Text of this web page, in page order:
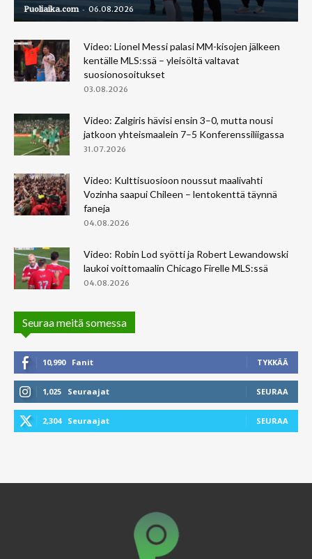
Puoliaika.com - 06.08.2026
Video: Lionel Messi palasi MM-kisojen jälkeen
kentälle MLS:ssä – yleisöltä valtavat
suosionosoitukset
03.08.2026
Video: Zalgiris hävisi ensin 3–0, mutta nousi
jatkoon yhteismaalein 7–5 Konferenssiliigassa
31.07.2026
Video: Kulttisuosioon noussut maalivahti
Vozinha saapui Chileen – lentokenttä täynnä
faneja
04.08.2026
Video: Robin Lod syötti ja Robert Lewandowski
laukoi voittomaalin Chicago Firelle MLS:ssä
04.08.2026
Seuraa meitä somessa
10,990 Fanit TYKKÄÄ
1,025 Seuraajat SEURAA
2,304 Seuraajat SEURAA